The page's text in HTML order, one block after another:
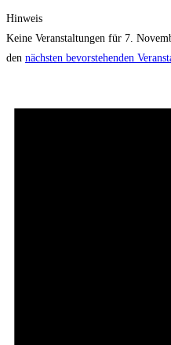
Hinweis
Keine Veranstaltungen für 7.
den nächsten bevorstehenden